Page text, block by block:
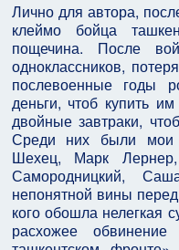
Лично для автора,
клеймо бойца
пощечина. После
одноклассников,
послевоенные годы
деньги, чтоб купить
двойные завтраки,
Среди них были мои
Шехец, Марк
Самородницкий,
непонятной вины
кого обошла нелегкая
расхожее